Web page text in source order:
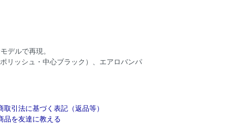
デルで再現。
リッシュ・中心ブラック）、エアロバンパ
取引法に基づく表記（返品等）
品を友達に教える